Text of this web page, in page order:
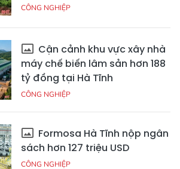
CÔNG NGHIỆP
Cận cảnh khu vực xây nhà
máy chế biến lâm sản hơn 188
tỷ đồng tại Hà Tĩnh
CÔNG NGHIỆP
Formosa Hà Tĩnh nộp ngân
sách hơn 127 triệu USD
CÔNG NGHIỆP